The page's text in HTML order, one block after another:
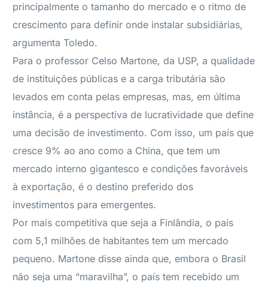
principalmente o tamanho do mercado e o ritmo de
crescimento para definir onde instalar subsidiárias,
argumenta Toledo.
Para o professor Celso Martone, da USP, a qualidade
de instituições públicas e a carga tributária são
levados em conta pelas empresas, mas, em última
instância, é a perspectiva de lucratividade que define
uma decisão de investimento. Com isso, um país que
cresce 9% ao ano como a China, que tem um
mercado interno gigantesco e condições favoráveis
à exportação, é o destino preferido dos
investimentos para emergentes.
Por mais competitiva que seja a Finlândia, o país
com 5,1 milhões de habitantes tem um mercado
pequeno. Martone disse ainda que, embora o Brasil
não seja uma “maravilha”, o país tem recebido um